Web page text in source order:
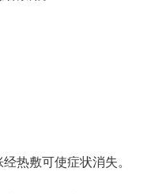
热敷可使症状消失。